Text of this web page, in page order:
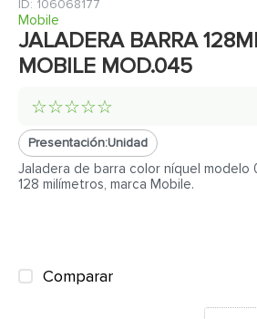
: 106068177
Mobile
JALADERA BARRA
MOBILE MOD.045
☆☆☆☆☆
Presentación:Unidad
Jaladera de barra color níquel modelo
128 milímetros, marca Mobile.
Comparar
8.